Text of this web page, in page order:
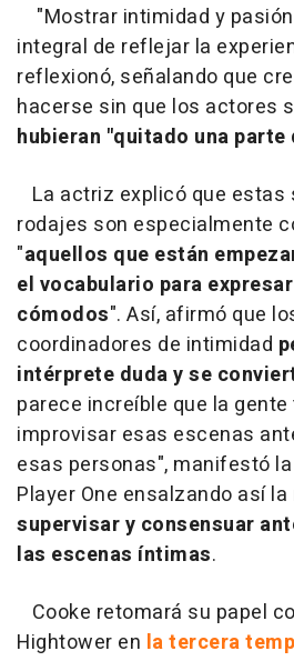
"Mostrar intimidad y
integral de reflejar la
reflexionó, señalando que
hacerse sin que los actores
hubieran "quitado una
La actriz explicó que estas
rodajes son especialmente
"aquellos que están
el vocabulario para
cómodos". Así, afirmó que
coordinadores de intimidad
intérprete duda y se
parece increíble que la
improvisar esas escenas
esas personas", manifestó
Player One ensalzando así
supervisar y consensuar
las escenas íntimas.
Cooke retomará su papel
Hightower en la tercera